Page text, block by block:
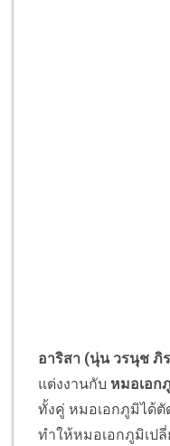
อาริสา (นุ่น วรนุช ภิ
แต่งงานกับ หมอเอก
ทั้งคู่ หมอเอกภูมิได้ตั
ทำให้หมอเอกภูมิเป